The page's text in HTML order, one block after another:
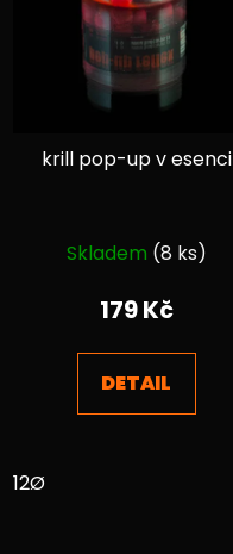
krill pop-up v esenci
hodnocení
produktu
5,0
z
Skladem (8 ks)
179 Kč
DETAIL
12Ø